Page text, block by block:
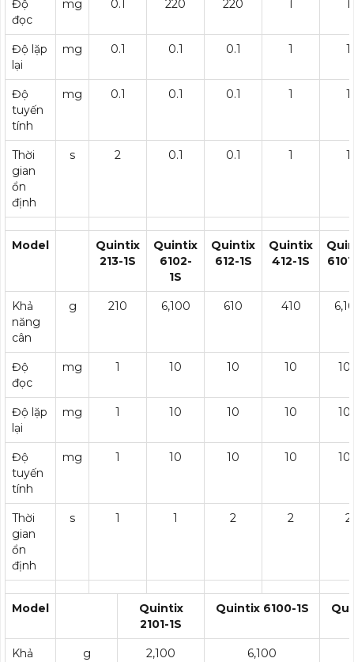
Độ
đọc
mg 0.1 220 220 1 1
Độ lặp
lại
mg 0.1 0.1 0.1 1 1
Độ
tuyến
tính
mg 0.1 0.1 0.1 1 1
Thời
gian
ổn
định
s 2 0.1 0.1 1 1
Model
Quintix
213-1S
Quintix
6102-
1S
Quintix
612-1S
Quintix
412-1S
Khả
năng
cân
g 210 6,100 610 410
Độ
đọc
mg 1 10 10 10
Độ lặp
lại
mg 1 10 10 10
Độ
tuyến
tính
mg 1 10 10 10
Thời
gian
ổn
định
s 1 1 2 2 2
Model
Quintix
2101-1S
Quintix 6100-1S
Khả g 2,100 6,100